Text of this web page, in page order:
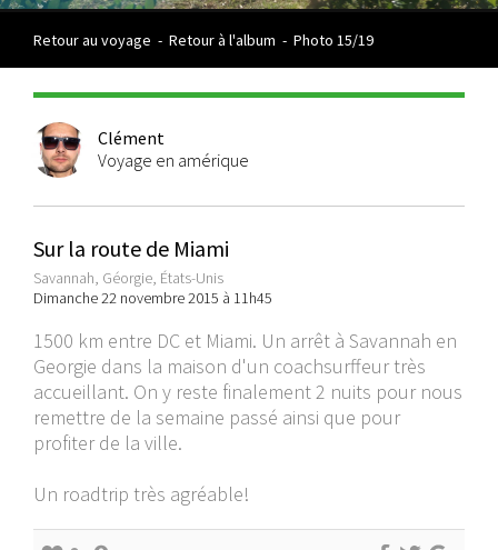
Retour au voyage - Retour à l'album - Photo 15/19
Clément
Voyage en amérique
Sur la route de Miami
Savannah, Géorgie, États-Unis
Dimanche 22 novembre 2015 à 11h45
1500 km entre DC et Miami. Un arrêt à Savannah en
Georgie dans la maison d'un coachsurffeur très
accueillant. On y reste finalement 2 nuits pour nous
remettre de la semaine passé ainsi que pour
profiter de la ville.
Un roadtrip très agréable!